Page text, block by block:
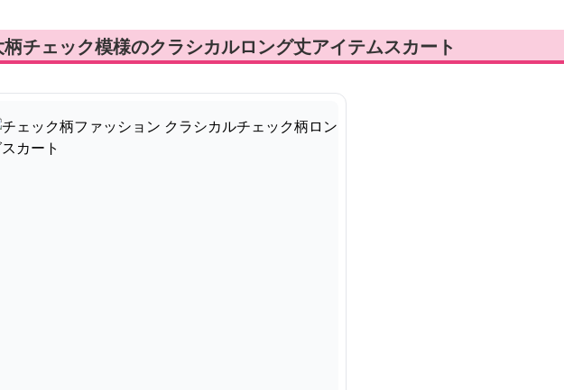
柄チェック模様のクラシカルロング丈アイテムスカート